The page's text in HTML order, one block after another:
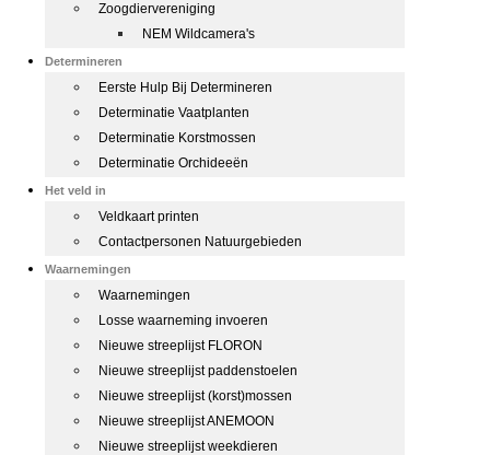
Zoogdiervereniging
NEM Wildcamera's
Determineren
Eerste Hulp Bij Determineren
Determinatie Vaatplanten
Determinatie Korstmossen
Determinatie Orchideeën
Het veld in
Veldkaart printen
Contactpersonen Natuurgebieden
Waarnemingen
Waarnemingen
Losse waarneming invoeren
Nieuwe streeplijst FLORON
Nieuwe streeplijst paddenstoelen
Nieuwe streeplijst (korst)mossen
Nieuwe streeplijst ANEMOON
Nieuwe streeplijst weekdieren